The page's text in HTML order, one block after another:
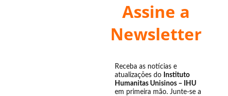
Assine a
Newsletter
Receba as notícias e
atualizações do Instituto
Humanitas Unisinos – IHU
em primeira mão. Junte-se a